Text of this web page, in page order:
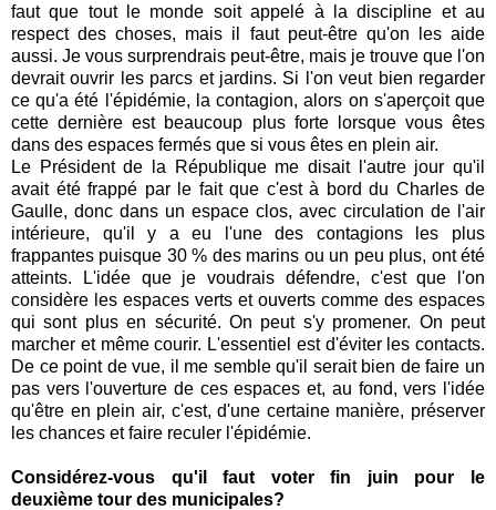
faut que tout le monde soit appelé à la discipline et au
respect des choses, mais il faut peut-être qu'on les aide
aussi. Je vous surprendrais peut-être, mais je trouve que l'on
devrait ouvrir les parcs et jardins. Si l'on veut bien regarder
ce qu'a été l'épidémie, la contagion, alors on s'aperçoit que
cette dernière est beaucoup plus forte lorsque vous êtes
dans des espaces fermés que si vous êtes en plein air.
Le Président de la République me disait l'autre jour qu'il
avait été frappé par le fait que c'est à bord du Charles de
Gaulle, donc dans un espace clos, avec circulation de l'air
intérieure, qu'il y a eu l'une des contagions les plus
frappantes puisque 30 % des marins ou un peu plus, ont été
atteints. L'idée que je voudrais défendre, c'est que l'on
considère les espaces verts et ouverts comme des espaces
qui sont plus en sécurité. On peut s'y promener. On peut
marcher et même courir. L'essentiel est d'éviter les contacts.
De ce point de vue, il me semble qu'il serait bien de faire un
pas vers l'ouverture de ces espaces et, au fond, vers l'idée
qu'être en plein air, c'est, d'une certaine manière, préserver
les chances et faire reculer l'épidémie.
Considérez-vous qu'il faut voter fin juin pour le
deuxième tour des municipales?